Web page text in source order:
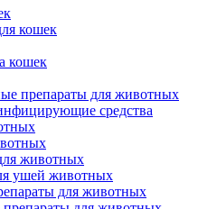
кошек
кошек
препараты для животных
средства
животных
ушей животных
для животных